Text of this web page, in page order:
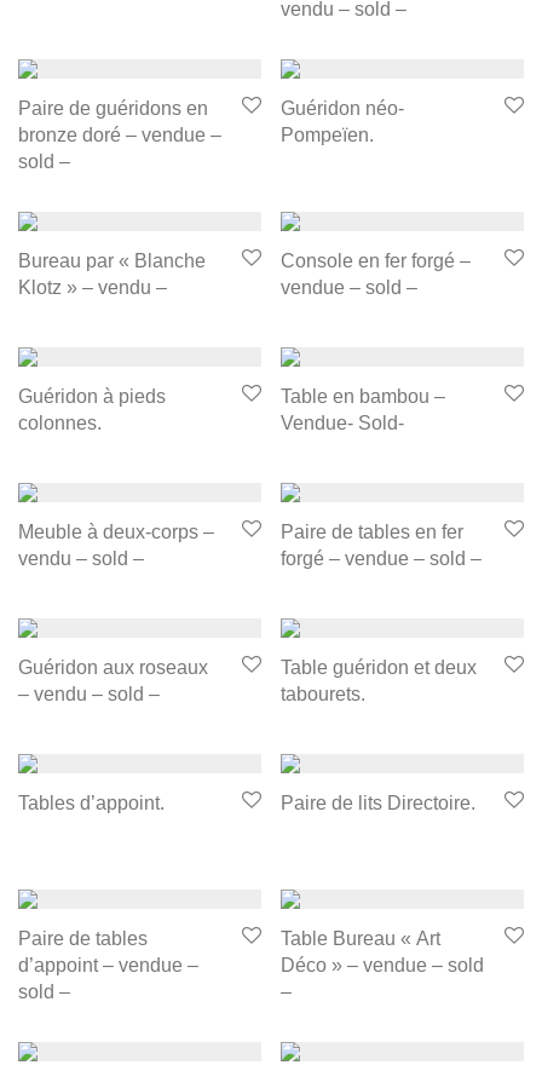
vendu – sold –
Paire de guéridons en
bronze doré – vendue –
sold –
Guéridon néo-
Pompeïen.
Bureau par « Blanche
Klotz » – vendu –
Console en fer forgé –
vendue – sold –
Guéridon à pieds
colonnes.
Table en bambou –
Vendue- Sold-
Meuble à deux-corps –
vendu – sold –
Paire de tables en fer
forgé – vendue – sold –
Guéridon aux roseaux
– vendu – sold –
Table guéridon et deux
tabourets.
Tables d’appoint. Paire de lits Directoire.
Paire de tables
d’appoint – vendue –
sold –
Table Bureau « Art
Déco » – vendue – sold
–